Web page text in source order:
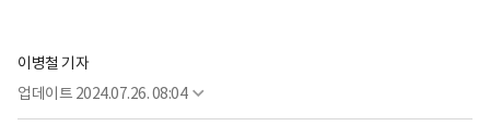
이병철 기자
업데이트 2024.07.26. 08:04